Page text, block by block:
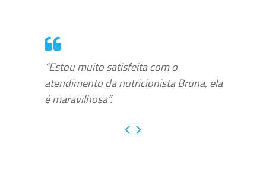
“Estou muito satisfeita com o
atendimento da nutricionista Bruna, ela
é maravilhosa”.